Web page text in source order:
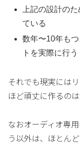
上記の設計の
ている
数年〜10年も
トを実際に行う
それでも現実には
ほど頑丈に作るの
なおオーディオ専
う以外は、ほとん